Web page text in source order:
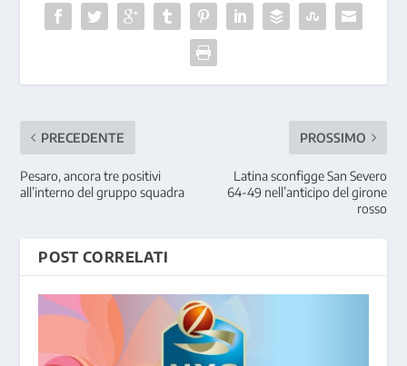
PRECEDENTE
Pesaro, ancora tre positivi
all’interno del gruppo squadra
PROSSIMO
Latina sconfigge San Severo
64-49 nell’anticipo del girone
rosso
POST CORRELATI